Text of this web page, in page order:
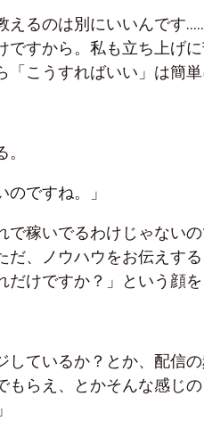
えるのは別にいいんです
ですから。私も立ち上げ
「こうすればいい」は簡単
ですね。」
で稼いでるわけじゃない
だ、ノウハウをお伝えす
だけですか？」という顔を
しているか？とか、配信
もらえ、とかそんな感じ